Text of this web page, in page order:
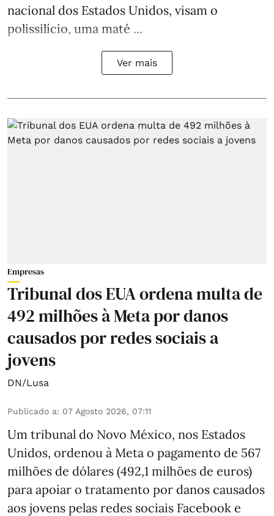
nacional dos Estados Unidos, visam o
polissilício, uma maté ...
Ver mais
Empresas
Tribunal dos EUA ordena multa de
492 milhões à Meta por danos
causados por redes sociais a
jovens
DN/Lusa
Publicado a: 07 Agosto 2026, 07:11
Um tribunal do Novo México, nos Estados
Unidos, ordenou à Meta o pagamento de 567
milhões de dólares (492,1 milhões de euros)
para apoiar o tratamento por danos causados
aos jovens pelas redes sociais Facebook e